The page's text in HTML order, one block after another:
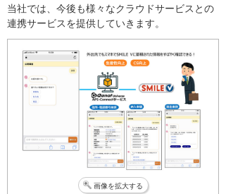
当社では、今後も様々なクラウドサービスとの
連携サービスを提供していきます。
画像を拡大する